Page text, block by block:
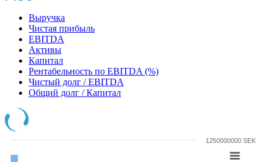
Выручка
Чистая прибыль
EBITDA
Активы
Капитал
Рентабельность по EBITDA (%)
Чистый долг / EBITDA
Общий долг / Капитал
1250000000 SEK